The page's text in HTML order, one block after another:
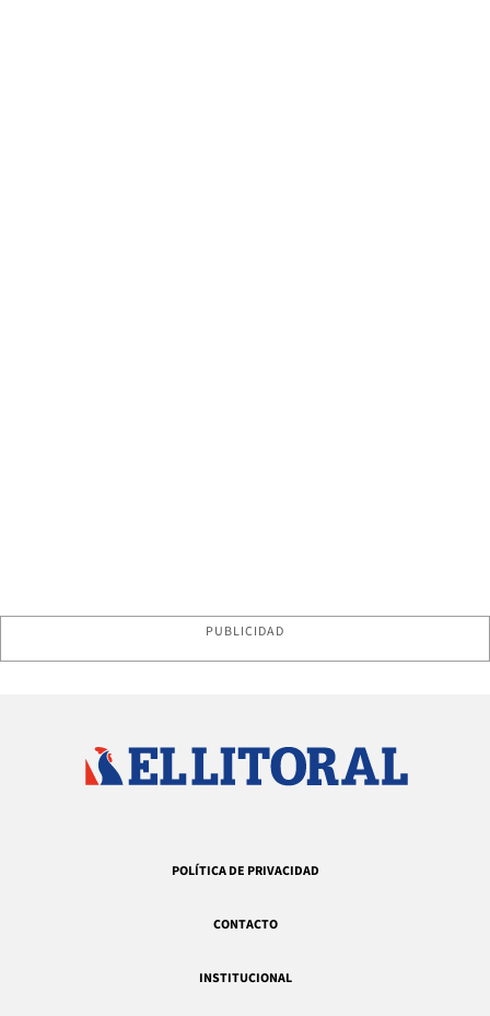
PUBLICIDAD
POLÍTICA DE PRIVACIDAD
CONTACTO
INSTITUCIONAL